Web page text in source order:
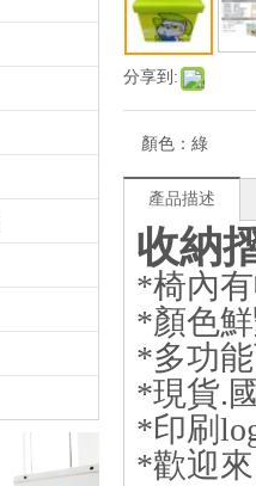
分享到:
顏色： 綠
產品描述
收納
*椅內
*顏色
*多功
*現貨.
*印刷
*歡迎